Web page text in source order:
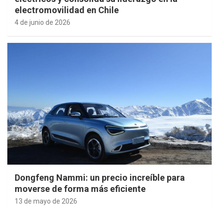
electromovilidad en Chile
4 de junio de 2026
Dongfeng Nammi: un precio increíble para
moverse de forma más eficiente
13 de mayo de 2026